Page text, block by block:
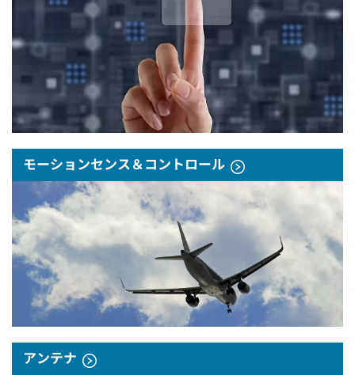
モーションセンス＆コントロール
アンテナ